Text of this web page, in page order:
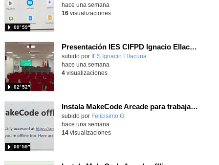
00′ 59″
hace una semana
16visualizaciones
Presentación IES CIFPD Ignacio Ellacuría
Contenido educativo.
subido por IES Ignacio Ellacuria
02′ 52″
hace una semana
4visualizaciones
Instala MakeCode Arcade para trabajar offline en tu tablet, ordenador, Chromebook
Contenido educativo.
subido por Felicisimo G.
00′ 59″
hace una semana
14visualizaciones